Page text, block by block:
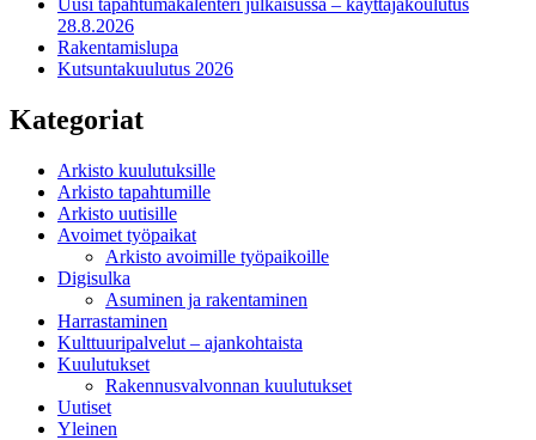
Uusi tapahtumakalenteri julkaisussa – käyttäjäkoulutus
28.8.2026
Rakentamislupa
Kutsuntakuulutus 2026
Kategoriat
Arkisto kuulutuksille
Arkisto tapahtumille
Arkisto uutisille
Avoimet työpaikat
Arkisto avoimille työpaikoille
Digisulka
Asuminen ja rakentaminen
Harrastaminen
Kulttuuripalvelut – ajankohtaista
Kuulutukset
Rakennusvalvonnan kuulutukset
Uutiset
Yleinen